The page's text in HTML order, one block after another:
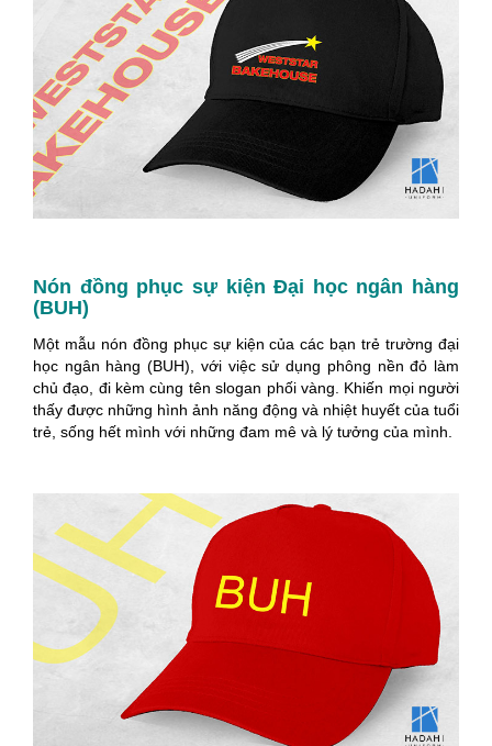
Nón đồng phục sự kiện Đại học ngân hàng
(BUH)
Một mẫu nón đồng phục sự kiện của các bạn trẻ trường đại
học ngân hàng (BUH), với việc sử dụng phông nền đỏ làm
chủ đạo, đi kèm cùng tên slogan phối vàng. Khiến mọi người
thấy được những hình ảnh năng động và nhiệt huyết của tuổi
trẻ, sống hết mình với những đam mê và lý tưởng của mình.